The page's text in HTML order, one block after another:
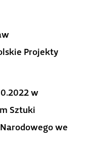
Projekty
w
Sztuki
we